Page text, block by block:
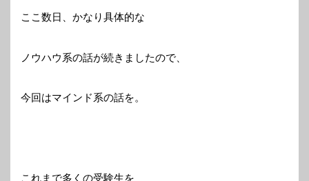
ここ数日、かなり具体的な
ノウハウ系の話が続きましたので、
今回はマインド系の話を。
これまで多くの受験生を